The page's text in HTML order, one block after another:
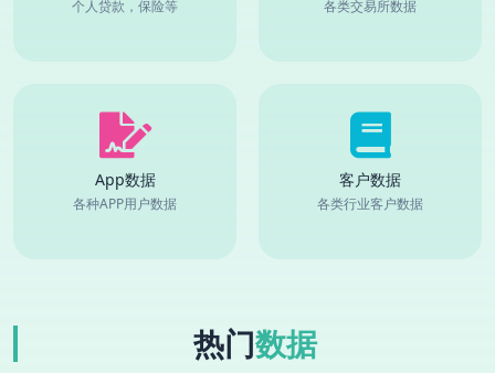
个人贷款，保险等 各类交易所数据
App数据
各种APP用户数据
客户数据
各类行业客户数据
热门数据